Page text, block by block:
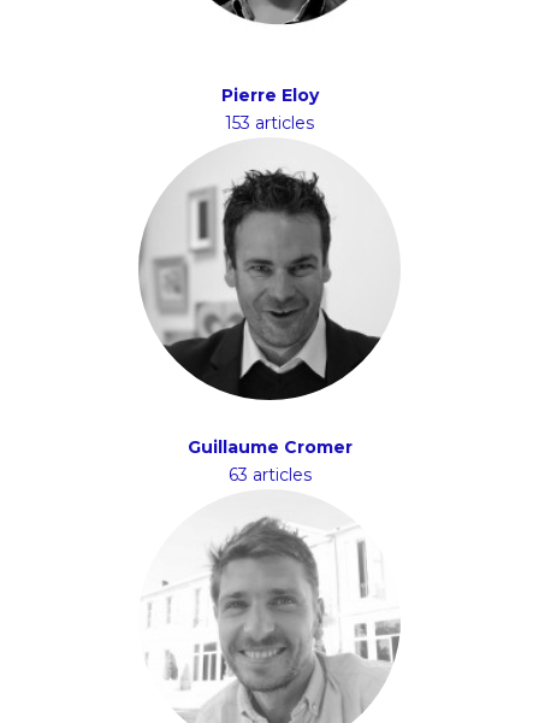
Pierre Eloy
153 articles
Guillaume Cromer
63 articles